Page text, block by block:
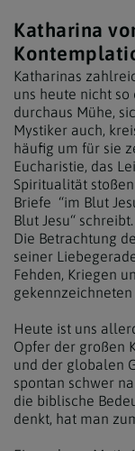
Katharina
Katharinas
uns heute nicht
durchaus Mühe,
Mystiker auch,
häufig um für sie
Eucharistie, das
Spiritualität
Briefe “im Blut
Blut Jesu“ schreibt.
Die Betrachtung
seiner
Fehden, Kriegen
gekennzeichneten
Heute ist uns
Opfer der großen
und der globalen
spontan schwer
die biblische
denkt, hat man